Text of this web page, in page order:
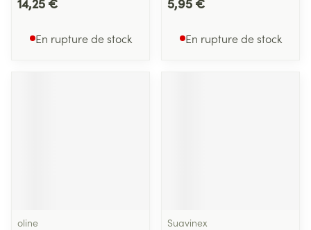
En rupture de stock En rupture de stock
oline
Suavinex